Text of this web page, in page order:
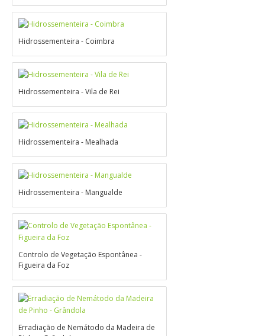
Hidrossementeira - Coimbra
Hidrossementeira - Vila de Rei
Hidrossementeira - Mealhada
Hidrossementeira - Mangualde
Controlo de Vegetação Espontânea -
Figueira da Foz
Erradiação de Nemátodo da Madeira de